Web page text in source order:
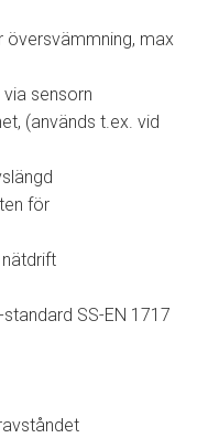
översvämmning, max
sensorn
(används t.ex. vid
för
SS-EN 1717